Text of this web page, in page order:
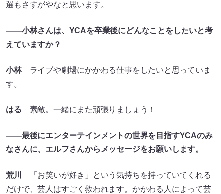
選もさすがやなと思います。
――小林さんは、YCAを卒業後にどんなことをしたいと考
えていますか？
小林ライブや劇場にかかわる仕事をしたいと思っていま
す。
はる 素敵。一緒にまた頑張りましょう！
――最後にエンターテインメントの世界を目指すYCAのみ
なさんに、エルフさんからメッセージをお願いします。
荒川
「お笑いが好き」という気持ちを持っていてくれる
だけで、芸人はすごく救われます。かかわる人によって芸